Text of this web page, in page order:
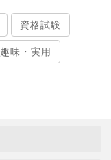
資格試験
趣味・実用